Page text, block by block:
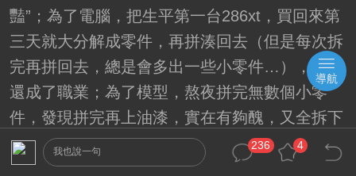
豔”；為了電腦，把生平第一台286xt，買回來第
三天就大分解成零件，再拼湊回去（但是每次拆
完再拼回去，總是會多出一些小零件…），最後
還成了職業；為了模型，熬夜拼完無數個小零
件，發現拼完再上油漆，實在有夠醜，又全拆下
來一片片噴漆再拼回去；打電動打到去研究中國
和日本歷史（三國志、信長之野望等等），卡關
我也說一句
236 4
導航